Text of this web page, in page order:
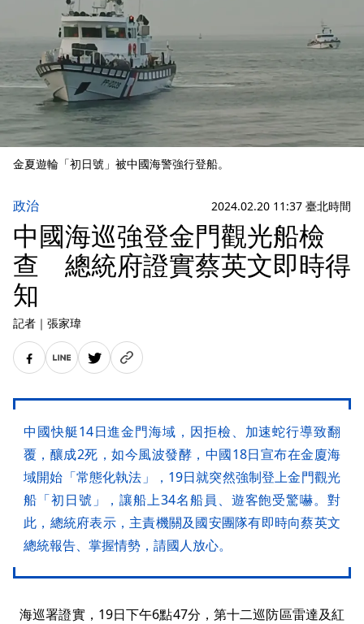
金夏遊輪「初日號」被中國海警強行登船。
政治 2024.02.20 11:37 臺北時間
中國海巡強登金門觀光船檢
查 總統府證實蔡英文即時得
知
記者 ｜ 張家瑋
中國快艇14日進金門海域，因拒檢、加速蛇行導致翻
覆，釀成2死，如今風波發酵，中國18日宣布在金廈海
域開始「常態化執法」，19日就突然強制登上金門觀光
船「初日號」，讓船上34名船員、遊客飽受驚嚇。對
此，總統府表示，主責機關及國安團隊有即時向蔡英文
總統報告、掌握情勢，請國人放心。
海巡署證實，19日下午6點47分，第十二巡防區雷達及紅